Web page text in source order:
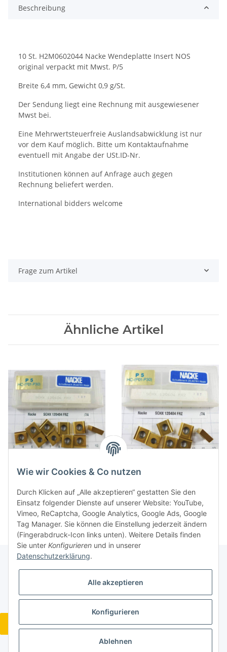
Beschreibung
10 St. H2M0602044 Nacke Wendeplatte Insert NOS
original verpackt mit Mwst. P/5
Breite 6,4 mm, Gewicht 0,9 g/St.
Der Sendung liegt eine Rechnung mit ausgewiesener
Mwst bei.
Eine Mehrwertsteuerfreie Auslandsabwicklung ist nur
vor dem Kauf möglich. Bitte um Kontaktaufnahme
eventuell mit Angabe der USt.ID-Nr.
Institutionen können auf Anfrage auch gegen
Rechnung beliefert werden.
International bidders welcome
Frage zum Artikel
Ähnliche Artikel
Nacke Wendeplatte Inserts
Nacke Wendeplatte Inserts
Gesetzliche Informationen
Widerrufsbutton
* Alle Preise inkl. gesetzlicher USt., zzgl.Versand
Wie wir Cookies & Co nutzen
Durch Klicken auf „Alle akzeptieren“ gestatten Sie den
Einsatz folgender Dienste auf unserer Website: YouTube,
Vimeo, ReCaptcha, Google Analytics, Google Ads, Google
Tag Manager. Sie können die Einstellung jederzeit ändern
(Fingerabdruck-Icon links unten). Weitere Details finden
Sie unter Konfigurieren und in unserer
Datenschutzerklärung.
Alle akzeptieren
Konfigurieren
Ablehnen